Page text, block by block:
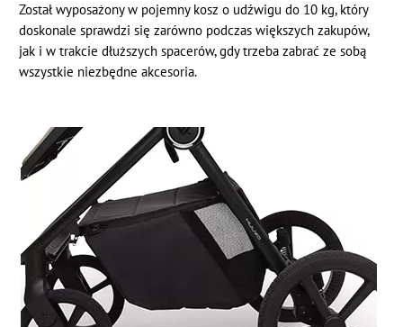
Został wyposażony w pojemny kosz o udźwigu do 10 kg, który
doskonale sprawdzi się zarówno podczas większych zakupów,
jak i w trakcie dłuższych spacerów, gdy trzeba zabrać ze sobą
wszystkie niezbędne akcesoria.